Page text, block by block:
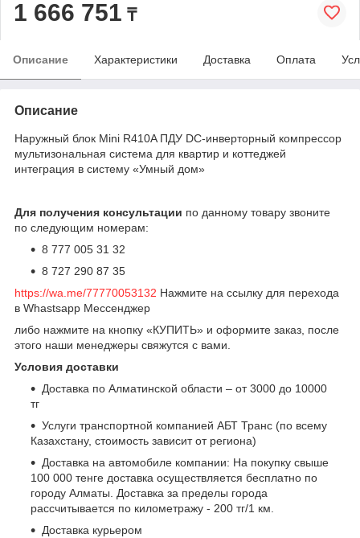
1 666 751 ₸
Описание Характеристики Доставка Оплата
Описание
Наружный блок Mini R410A ПДУ DC-инверторный компрессор
мультизональная система для квартир и коттеджей
интеграция в систему «Умный дом»
Для получения консультации по данному товару звоните
по следующим номерам:
8 777 005 31 32
8 727 290 87 35
https://wa.me/77770053132 Нажмите на ссылку для перехода
в Whastsapp Мессенджер
либо нажмите на кнопку «КУПИТЬ» и оформите заказ, после
этого наши менеджеры свяжутся с вами.
Условия доставки
Доставка по Алматинской области – от 3000 до 10000
тг
Услуги транспортной компанией АБТ Транс (по всему
Казахстану, стоимость зависит от региона)
Доставка на автомобиле компании: На покупку свыше
100 000 тенге доставка осуществляется бесплатно по
городу Алматы. Доставка за пределы города
рассчитывается по километражу - 200 тг/1 км.
Доставка курьером